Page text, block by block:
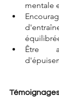
mentale
Être